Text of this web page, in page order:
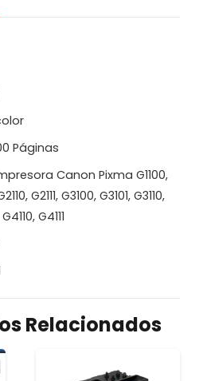
Páginas
Canon Pixma G1100,
G2111, G3100, G3101, G3110,
G4111
Relacionados